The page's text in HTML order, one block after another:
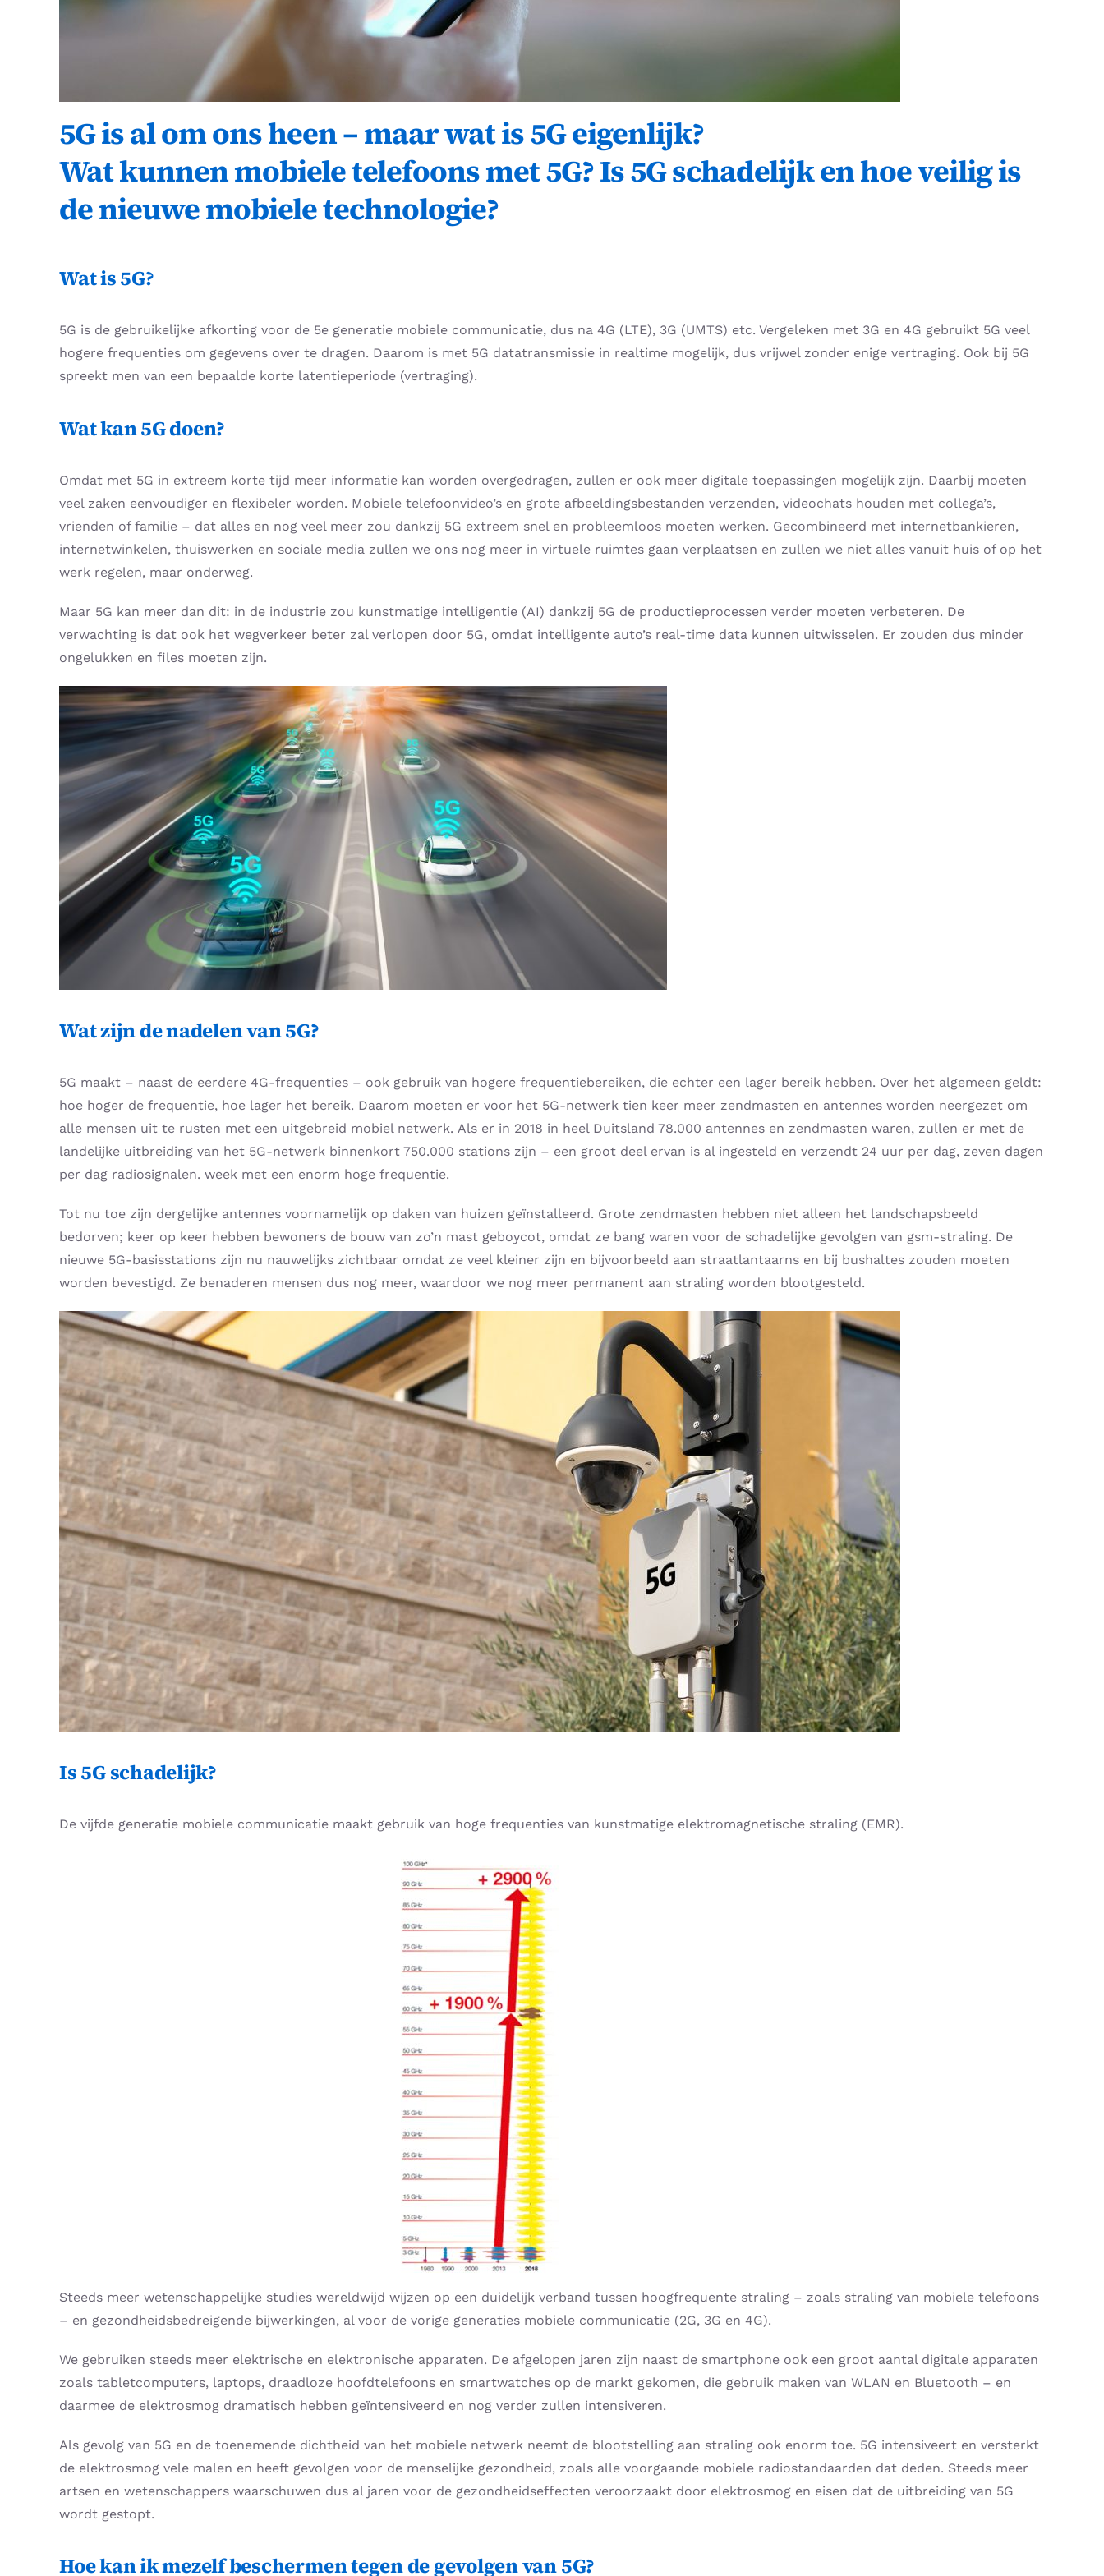
5G is al om ons heen – maar wat is 5G eigenlijk?
Wat kunnen mobiele telefoons met 5G? Is 5G schadelijk en hoe veilig is
de nieuwe mobiele technologie?
Wat is 5G?
5G is de gebruikelijke afkorting voor de 5e generatie mobiele communicatie, dus na 4G (LTE), 3G (UMTS) etc. Vergeleken met 3G en 4G gebruikt 5G veel
hogere frequenties om gegevens over te dragen. Daarom is met 5G datatransmissie in realtime mogelijk, dus vrijwel zonder enige vertraging. Ook bij 5G
spreekt men van een bepaalde korte latentieperiode (vertraging).
Wat kan 5G doen?
Omdat met 5G in extreem korte tijd meer informatie kan worden overgedragen, zullen er ook meer digitale toepassingen mogelijk zijn. Daarbij moeten
veel zaken eenvoudiger en flexibeler worden. Mobiele telefoonvideo’s en grote afbeeldingsbestanden verzenden, videochats houden met collega’s,
vrienden of familie – dat alles en nog veel meer zou dankzij 5G extreem snel en probleemloos moeten werken. Gecombineerd met internetbankieren,
internetwinkelen, thuiswerken en sociale media zullen we ons nog meer in virtuele ruimtes gaan verplaatsen en zullen we niet alles vanuit huis of op het
werk regelen, maar onderweg.
Maar 5G kan meer dan dit: in de industrie zou kunstmatige intelligentie (AI) dankzij 5G de productieprocessen verder moeten verbeteren. De
verwachting is dat ook het wegverkeer beter zal verlopen door 5G, omdat intelligente auto’s real-time data kunnen uitwisselen. Er zouden dus minder
ongelukken en files moeten zijn.
Wat zijn de nadelen van 5G?
5G maakt – naast de eerdere 4G-frequenties – ook gebruik van hogere frequentiebereiken, die echter een lager bereik hebben. Over het algemeen geldt:
hoe hoger de frequentie, hoe lager het bereik. Daarom moeten er voor het 5G-netwerk tien keer meer zendmasten en antennes worden neergezet om
alle mensen uit te rusten met een uitgebreid mobiel netwerk. Als er in 2018 in heel Duitsland 78.000 antennes en zendmasten waren, zullen er met de
landelijke uitbreiding van het 5G-netwerk binnenkort 750.000 stations zijn – een groot deel ervan is al ingesteld en verzendt 24 uur per dag, zeven dagen
per dag radiosignalen. week met een enorm hoge frequentie.
Tot nu toe zijn dergelijke antennes voornamelijk op daken van huizen geïnstalleerd. Grote zendmasten hebben niet alleen het landschapsbeeld
bedorven; keer op keer hebben bewoners de bouw van zo’n mast geboycot, omdat ze bang waren voor de schadelijke gevolgen van gsm-straling. De
nieuwe 5G-basisstations zijn nu nauwelijks zichtbaar omdat ze veel kleiner zijn en bijvoorbeeld aan straatlantaarns en bij bushaltes zouden moeten
worden bevestigd. Ze benaderen mensen dus nog meer, waardoor we nog meer permanent aan straling worden blootgesteld.
Is 5G schadelijk?
De vijfde generatie mobiele communicatie maakt gebruik van hoge frequenties van kunstmatige elektromagnetische straling (EMR).
Steeds meer wetenschappelijke studies wereldwijd wijzen op een duidelijk verband tussen hoogfrequente straling – zoals straling van mobiele telefoons
– en gezondheidsbedreigende bijwerkingen, al voor de vorige generaties mobiele communicatie (2G, 3G en 4G).
We gebruiken steeds meer elektrische en elektronische apparaten. De afgelopen jaren zijn naast de smartphone ook een groot aantal digitale apparaten
zoals tabletcomputers, laptops, draadloze hoofdtelefoons en smartwatches op de markt gekomen, die gebruik maken van WLAN en Bluetooth – en
daarmee de elektrosmog dramatisch hebben geïntensiveerd en nog verder zullen intensiveren.
Als gevolg van 5G en de toenemende dichtheid van het mobiele netwerk neemt de blootstelling aan straling ook enorm toe. 5G intensiveert en versterkt
de elektrosmog vele malen en heeft gevolgen voor de menselijke gezondheid, zoals alle voorgaande mobiele radiostandaarden dat deden. Steeds meer
artsen en wetenschappers waarschuwen dus al jaren voor de gezondheidseffecten veroorzaakt door elektrosmog en eisen dat de uitbreiding van 5G
wordt gestopt.
Hoe kan ik mezelf beschermen tegen de gevolgen van 5G?